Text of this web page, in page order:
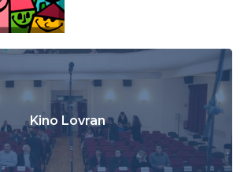
Kino Lovran